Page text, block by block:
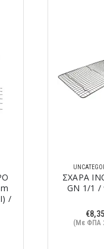
/
ΣΧΑΡΑ
GN 1/1 /
€8,35
(Με ΦΠΑ